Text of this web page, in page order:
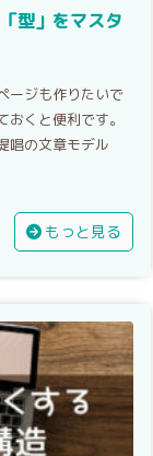
型」をマスタ
ージも作りたいで
くと便利です。
唱の文章モデル
もっと見る